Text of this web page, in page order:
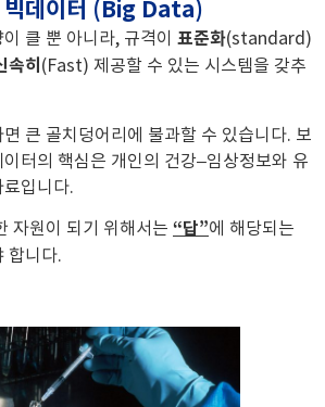
빅데이터 (Big Data)
클 뿐 아니라, 규격이 표준화(standard)
속히 (Fast) 제공할 수 있는 시스템을 갖추
큰 골치덩어리에 불과할 수 있습니다. 보
터의 핵심은 개인의 건강–임상정보와 유
입니다.
자원이 되기 위해서는 “답”에 해당되는
합니다.